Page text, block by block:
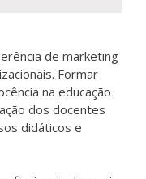
de marketing
Formar
na educação
dos docentes
didáticos e